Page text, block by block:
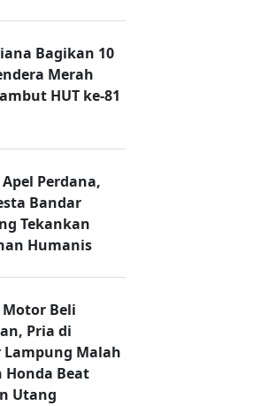
Bagikan 10
Merah
HUT ke-81
Perdana,
Bandar
Tekankan
Humanis
Beli
Pria di
Lampung Malah
Honda Beat
Utang